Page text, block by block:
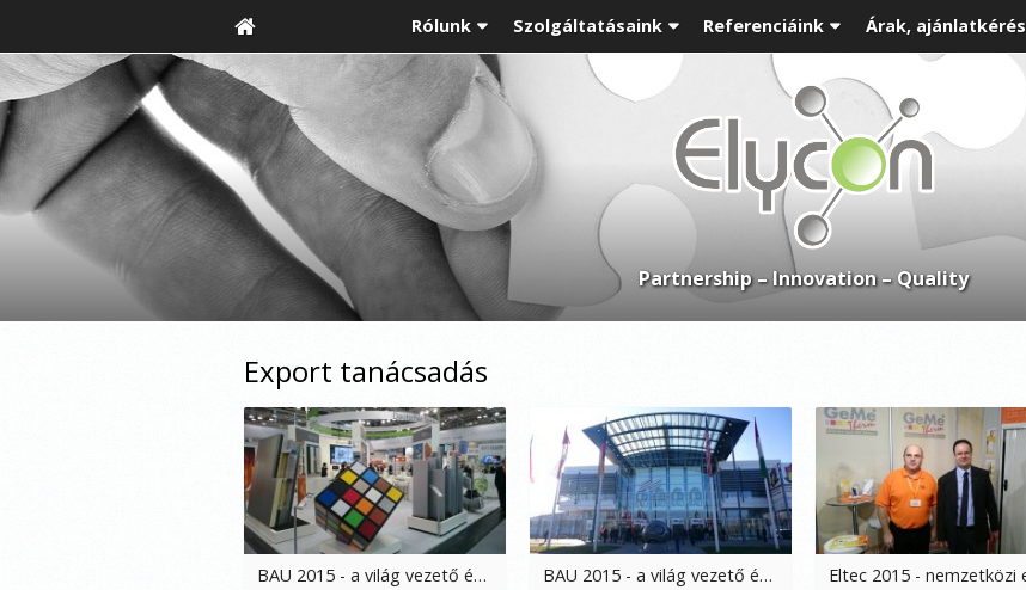
Rólunk Szolgáltatásaink Referenciáink Árak, ajánlatkérés
Partnership – Innovation – Quality
Export tanácsadás
BAU 2015 - a világ vezető építőipari szakvására, München, 2015. 01. 18-19. BAU 2015 - a világ vezető építőipari szakvására, München, 2015. 01. 18-19.